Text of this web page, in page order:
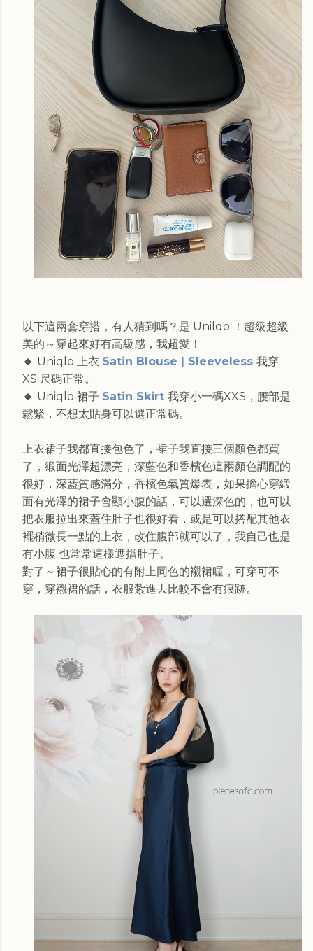
以下這兩套穿搭，有人猜到嗎？是 Unilqo ！超級超級
美的～穿起來好有高級感，我超愛！
🔸 Uniqlo 上衣 Satin Blouse | Sleeveless 我穿
XS 尺碼正常。
🔸 Uniqlo 裙子 Satin Skirt 我穿小一碼XXS，腰部是
鬆緊，不想太貼身可以選正常碼。
上衣裙子我都直接包色了，裙子我直接三個顏色都買
了，緞面光澤超漂亮，深藍色和香檳色這兩顏色調配的
很好，深藍質感滿分，香檳色氣質爆表，如果擔心穿緞
面有光澤的裙子會顯小腹的話，可以選深色的，也可以
把衣服拉出來蓋住肚子也很好看，或是可以搭配其他衣
襬稍微長一點的上衣，改住腹部就可以了，我自己也是
有小腹 也常常這樣遮擋肚子。
對了～裙子很貼心的有附上同色的襯裙喔，可穿可不
穿，穿襯裙的話，衣服紮進去比較不會有痕跡。